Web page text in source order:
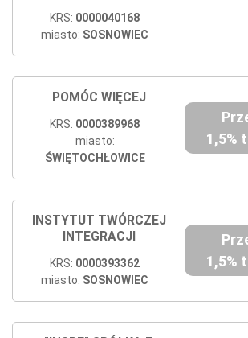
KRS: 0000040168
miasto: SOSNOWIEC
POMÓC WIĘCEJ
KRS: 0000389968
miasto:
ŚWIĘTOCHŁOWICE
1,5%
INSTYTUT TWÓRCZEJ
INTEGRACJI
KRS: 0000393362
miasto: SOSNOWIEC
1,5%